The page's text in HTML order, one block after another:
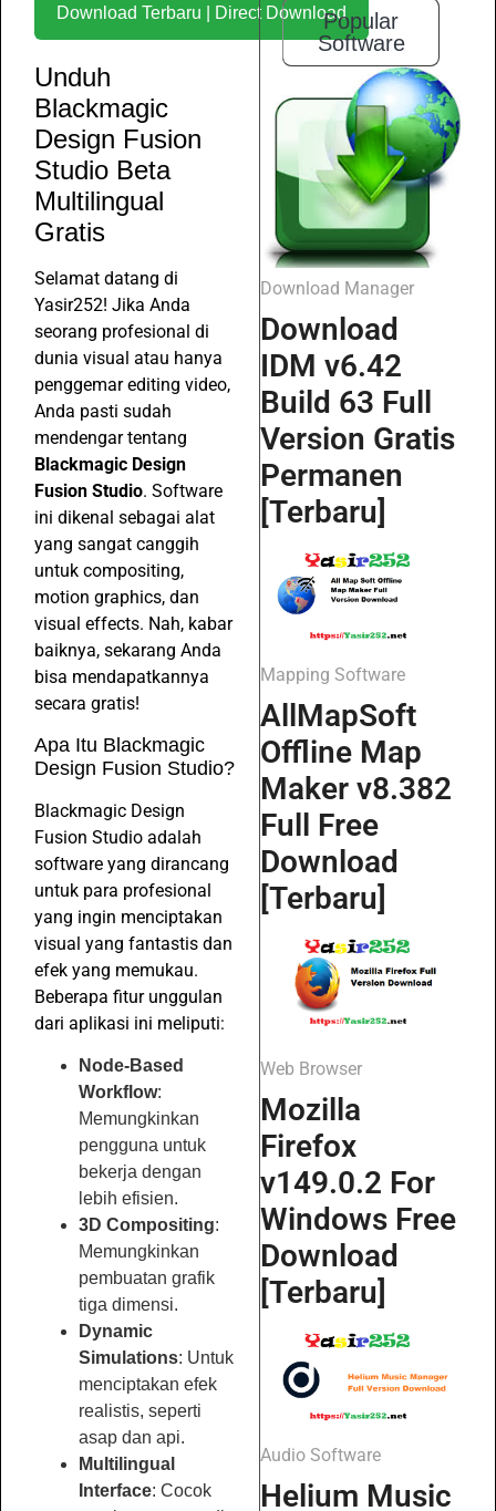
Download Terbaru | Direct Download
Unduh
Blackmagic
Design Fusion
Studio Beta
Multilingual
Gratis
Selamat datang di
Yasir252! Jika Anda
seorang profesional di
dunia visual atau hanya
penggemar editing video,
Anda pasti sudah
mendengar tentang
Blackmagic Design
Fusion Studio. Software
ini dikenal sebagai alat
yang sangat canggih
untuk compositing,
motion graphics, dan
visual effects. Nah, kabar
baiknya, sekarang Anda
bisa mendapatkannya
secara gratis!
Apa Itu Blackmagic
Design Fusion Studio?
Blackmagic Design
Fusion Studio adalah
software yang dirancang
untuk para profesional
yang ingin menciptakan
visual yang fantastis dan
efek yang memukau.
Beberapa fitur unggulan
dari aplikasi ini meliputi:
Node-Based
Workflow:
Memungkinkan
pengguna untuk
bekerja dengan
lebih efisien.
3D Compositing:
Memungkinkan
pembuatan grafik
tiga dimensi.
Dynamic
Simulations: Untuk
menciptakan efek
realistis, seperti
asap dan api.
Multilingual
Interface: Cocok
Popular
Software
Download Manager
Download
IDM v6.42
Build 63 Full
Version Gratis
Permanen
[Terbaru]
Mapping Software
AllMapSoft
Offline Map
Maker v8.382
Full Free
Download
[Terbaru]
Web Browser
Mozilla
Firefox
v149.0.2 For
Windows Free
Download
[Terbaru]
Audio Software
Helium Music